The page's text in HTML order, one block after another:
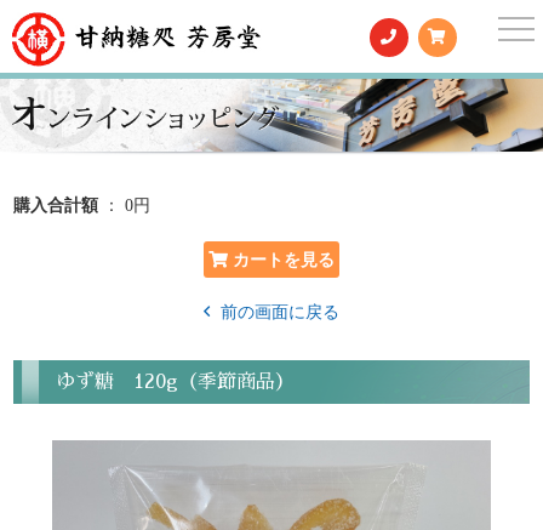
購入合計額 ： 0円
前の画面に戻る
ゆず糖 120g（季節商品）